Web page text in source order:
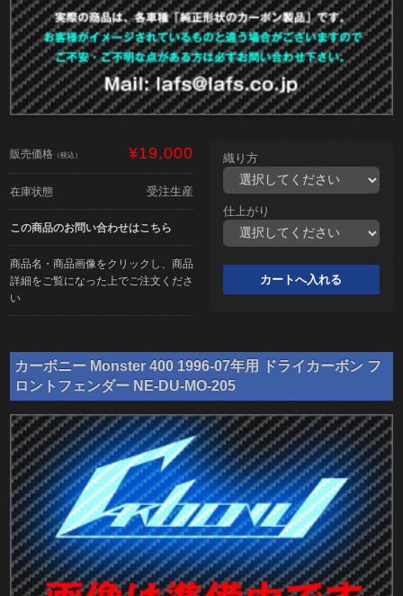
販売価格 （税込） ¥19,000
在庫状態 受注生産
この商品のお問い合わせはこちら
商品名・商品画像をクリックし、商品
詳細をご覧になった上でご注文くださ
い
織り方
仕上がり
カーボニー Monster 400 1996-07年用 ドライカーボン フ
ロントフェンダー NE-DU-MO-205